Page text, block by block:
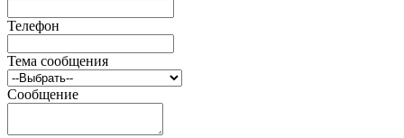
Телефон
Тема сообщения
Сообщение